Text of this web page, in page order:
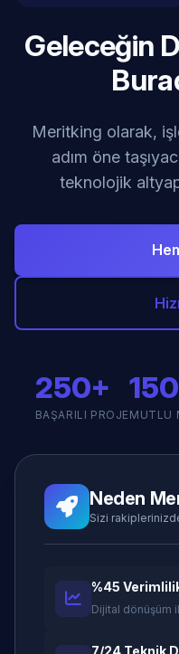
Geleceğin
Meritking olarak,
adım öne
teknolojik
250+
BAŞARILI PROJE MUTLU
Neden
Sizi
%45
Dijital dönüşüm
7/24 Teknik